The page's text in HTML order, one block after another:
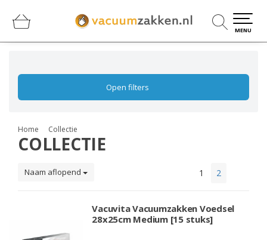
MENU
Open filters
Home Collectie
COLLECTIE
Naam aflopend 1 2
Vacuvita Vacuumzakken Voedsel
28x25cm Medium [15 stuks]